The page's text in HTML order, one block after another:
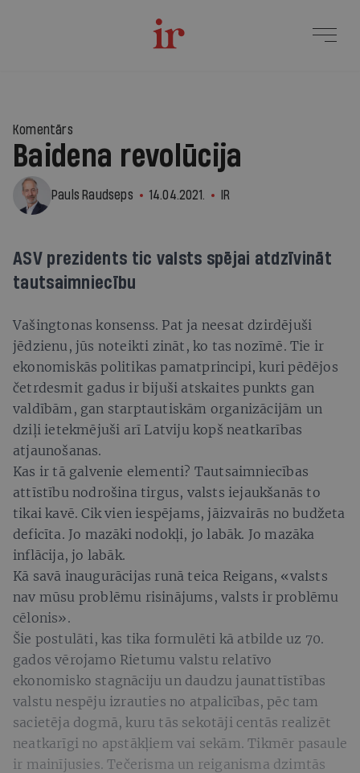
Komentārs
Baidena revolūcija
Pauls Raudseps 14.04.2021. IR
ASV prezidents tic valsts spējai atdzīvināt
tautsaimniecību
Vašingtonas konsenss. Pat ja neesat dzirdējuši
jēdzienu, jūs noteikti zināt, ko tas nozīmē. Tie ir
ekonomiskās politikas pamatprincipi, kuri pēdējos
četrdesmit gadus ir bijuši atskaites punkts gan
valdībām, gan starptautiskām organizācijām un
dziļi ietekmējuši arī Latviju kopš neatkarības
atjaunošanas.
Kas ir tā galvenie elementi? Tautsaimniecības
attīstību nodrošina tirgus, valsts iejaukšanās to
tikai kavē. Cik vien iespējams, jāizvairās no budžeta
deficīta. Jo mazāki nodokļi, jo labāk. Jo mazāka
inflācija, jo labāk.
Kā savā inaugurācijas runā teica Reigans, «valsts
nav mūsu problēmu risinājums, valsts ir problēmu
cēlonis».
Šie postulāti, kas tika formulēti kā atbilde uz 70.
gados vērojamo Rietumu valstu relatīvo
ekonomisko stagnāciju un daudzu jaunattīstības
valstu nespēju izrauties no atpalicības, pēc tam
sacietēja dogmā, kuru tās sekotāji centās realizēt
neatkarīgi no apstākļiem vai sekām. Tikmēr pasaule
ir mainījusies. Tečerisma un reiganisma dzimtās